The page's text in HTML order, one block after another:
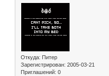
Откуда: Питер
Зарегистрирован: 2005-03-21
Приглашений: 0